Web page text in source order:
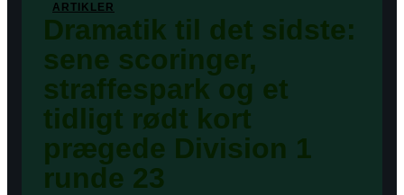
ARTIKLER
Dramatik til det sidste:
sene scoringer,
straffespark og et
tidligt rødt kort
prægede Division 1
runde 23